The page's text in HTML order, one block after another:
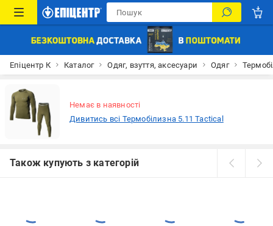
Епіцентр К Каталог Одяг, взуття, аксесуари Одяг
Немає в наявності
Дивитись всі Термобілизна 5.11 Tactical
Також купують з категорій